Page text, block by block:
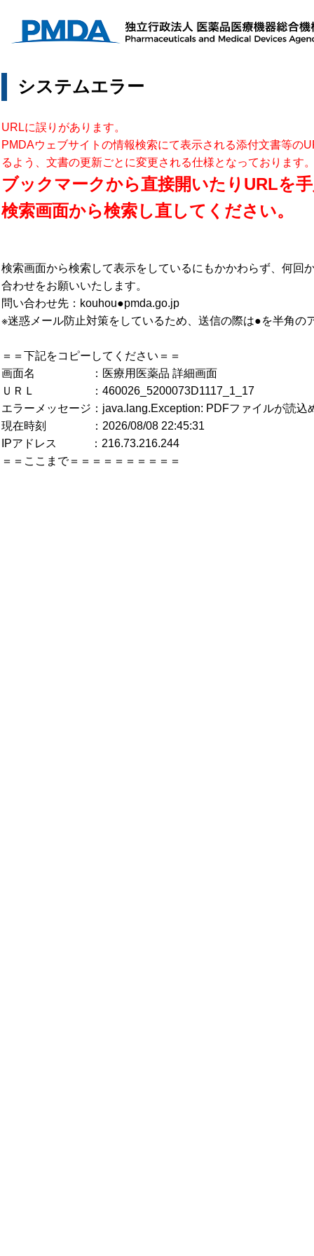
システムエラー
URLに誤りがあります。
PMDAウェブサイトの情報検索にて表示される添付文書等の
るよう、文書の更新ごとに変更される仕様となっております
ブックマークから直接開いたりURLを
検索画面から検索し直してください。
検索画面から検索して表示をしているにもかかわらず、何回
合わせをお願いいたします。
問い合わせ先：kouhou●pmda.go.jp
※迷惑メール防止対策をしているため、送信の際は●を半角の
＝＝下記をコピーしてください＝＝
画面名 ：医療用医薬品 詳細画面
ＵＲＬ ：460026_5200073D1117_1_17
エラーメッセージ：java.lang.Exception: PDFファイルが読込
現在時刻 ：2026/08/08 22:45:31
IPアドレス ：216.73.216.244
＝＝ここまで＝＝＝＝＝＝＝＝＝＝